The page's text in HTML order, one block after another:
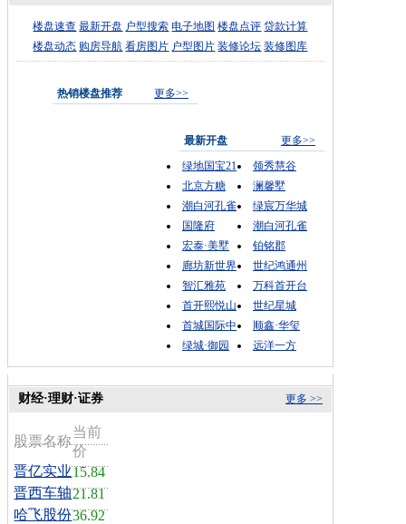
楼盘速查 最新开盘 户型搜索 电子地图 楼盘点评 贷款计算
楼盘动态 购房导航 看房图片 户型图片 装修论坛 装修图库
热销楼盘推荐 更多>>
最新开盘
更多>>
绿地国宝21
领秀慧谷
北京方糖
澜馨墅
潮白河孔雀
绿宸万华城
国隆府
潮白河孔雀
宏泰·美墅
铂铭郡
廊坊新世界
世纪鸿通州
智汇雅苑
万科首开台
首开熙悦山
世纪星城
首城国际中
顺鑫·华玺
绿城·御园
远洋一方
更多 >>
财经·理财·证券
股票名称
当前
价
晋亿实业15.84
晋西车轴21.81
哈飞股份36.92